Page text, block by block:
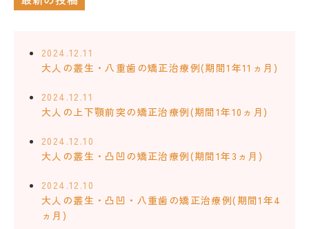
2024.12.11
大人の叢生・八重歯の矯正治療例(期間1年11ヵ月)
2024.12.11
大人の上下顎前突の矯正治療例(期間1年10ヵ月)
2024.12.10
大人の叢生・凸凹の矯正治療例(期間1年3ヵ月)
2024.12.10
大人の叢生・凸凹・八重歯の矯正治療例(期間1年4
ヵ月)